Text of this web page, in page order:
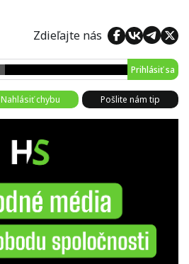
Zdieľajte nás
Prihlásiť sa
Nahlásiť chybu Pošlite nám tip